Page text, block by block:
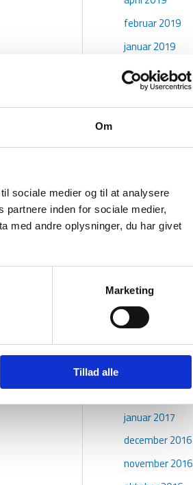
Om
sociale medier og til at analysere
inden for sociale medier,
med andre oplysninger, du har givet
Marketing
Tillad alle
februar 2019
januar 2019
oktober 2018
maj 2018
december 2017
november 2017
september 2017
juni 2017
maj 2017
april 2017
februar 2017
januar 2017
december 2016
november 2016